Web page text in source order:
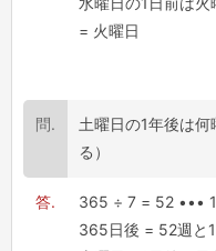
水曜日の1日前は火
= 火曜日
土曜日の1年後は
る）
365 ÷ 7 = 52 ••• 1
365日後 = 52週と1